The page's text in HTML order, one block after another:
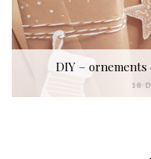
DIY –
18